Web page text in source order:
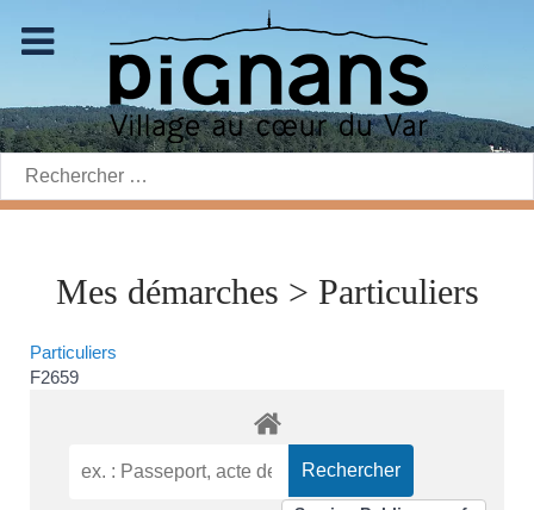
Rechercher:
Mes démarches > Particuliers
Particuliers
F2659